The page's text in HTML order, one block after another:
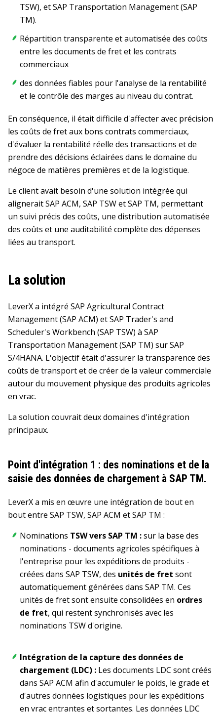
TSW), et SAP Transportation Management (SAP
TM).
Répartition transparente et automatisée des coûts
entre les documents de fret et les contrats
commerciaux
des données fiables pour l'analyse de la rentabilité
et le contrôle des marges au niveau du contrat.
En conséquence, il était difficile d'affecter avec précision
les coûts de fret aux bons contrats commerciaux,
d'évaluer la rentabilité réelle des transactions et de
prendre des décisions éclairées dans le domaine du
négoce de matières premières et de la logistique.
Le client avait besoin d'une solution intégrée qui
alignerait SAP ACM, SAP TSW et SAP TM, permettant
un suivi précis des coûts, une distribution automatisée
des coûts et une auditabilité complète des dépenses
liées au transport.
La solution
LeverX a intégré SAP Agricultural Contract
Management (SAP ACM) et SAP Trader's and
Scheduler's Workbench (SAP TSW) à SAP
Transportation Management (SAP TM) sur SAP
S/4HANA. L'objectif était d'assurer la transparence des
coûts de transport et de créer de la valeur commerciale
autour du mouvement physique des produits agricoles
en vrac.
La solution couvrait deux domaines d'intégration
principaux.
Point d'intégration 1 : des nominations et de la
saisie des données de chargement à SAP TM.
LeverX a mis en œuvre une intégration de bout en
bout entre SAP TSW, SAP ACM et SAP TM :
Nominations TSW vers SAP TM :sur la base des
nominations - documents agricoles spécifiques à
l'entreprise pour les expéditions de produits -
créées dans SAP TSW, des unités de fret sont
automatiquement générées dans SAP TM. Ces
unités de fret sont ensuite consolidées en ordres
de fret, qui restent synchronisés avec les
nominations TSW d'origine.
Intégration de la capture des données de
chargement (LDC) : Les documents LDC sont créés
dans SAP ACM afin d'accumuler le poids, le grade et
d'autres données logistiques pour les expéditions
en vrac entrantes et sortantes. Les données LDC